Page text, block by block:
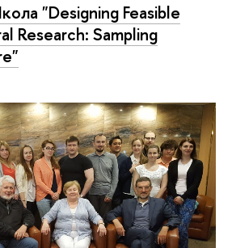
"Designing Feasible
Research: Sampling